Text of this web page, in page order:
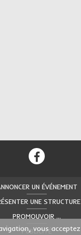
UN ÉVÉNEMENT
UNE STRUCTURE
PROMOUVOIR ...
PUBLICITÉ
vous acceptez